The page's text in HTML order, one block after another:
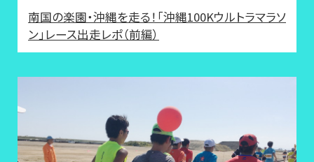
南国の楽園・沖縄を走る！「沖縄100Kウルトラマラソ
ン」レース出走レポ（前編）